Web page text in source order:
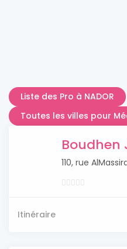
Liste des Pro à NADOR
Toutes les villes pour
Boudhen
110, rue
Itinéraire